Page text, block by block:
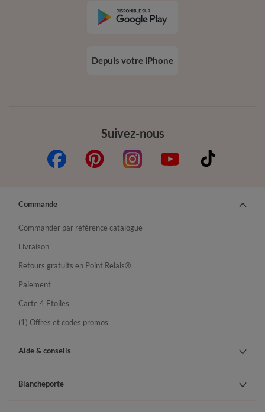
Suivez-nous
Depuis votre iPhone
Commande
Commander par référence catalogue
Livraison
Retours gratuits en Point Relais®
Paiement
Carte 4 Etoiles
(1) Offres et codes promos
Aide & conseils
Blancheporte